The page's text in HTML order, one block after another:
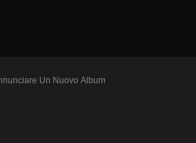
Un Nuovo Album